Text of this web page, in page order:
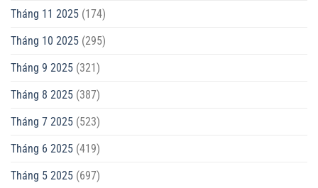
Tháng 11 2025 (174)
Tháng 10 2025 (295)
Tháng 9 2025 (321)
Tháng 8 2025 (387)
Tháng 7 2025 (523)
Tháng 6 2025 (419)
Tháng 5 2025 (697)